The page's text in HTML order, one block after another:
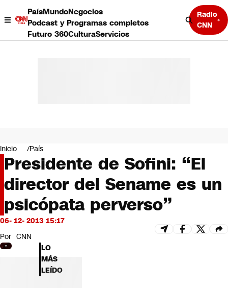
PaísMundoNegocios
Podcast y Programas completos
Futuro 360CulturaServicios
Radio
CNN
Negocios
Deportes
Programas completos
Cultura
Servicios
Bits
CNN tiempo
Futuro 360
Opinión
Inicio País
Presidente de Sofini: “El
director del Sename es un
psicópata perverso”
06- 12- 2013 15:17
Por CNN
LO
MÁS
LEÍDO